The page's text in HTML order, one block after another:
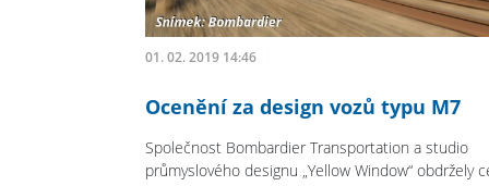
01. 02. 2019 14:46
Ocenění za design vozů typu M7
Společnost Bombardier Transportation a studio
průmyslového designu „Yellow Window“ obdržely